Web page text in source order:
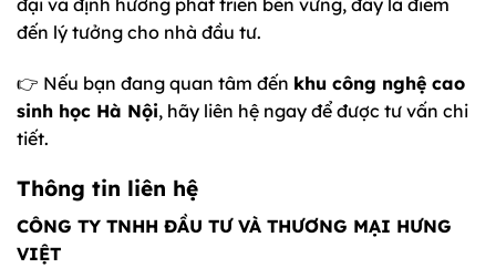
đến lý tưởng cho nhà đầu tư.
👉 Nếu bạn đang quan tâm đến khu công nghệ cao
sinh học Hà Nội, hãy liên hệ ngay để được tư vấn chi
tiết.
Thông tin liên hệ
CÔNG TY TNHH ĐẦU TƯ VÀ THƯƠNG MẠI HƯNG
VIỆT